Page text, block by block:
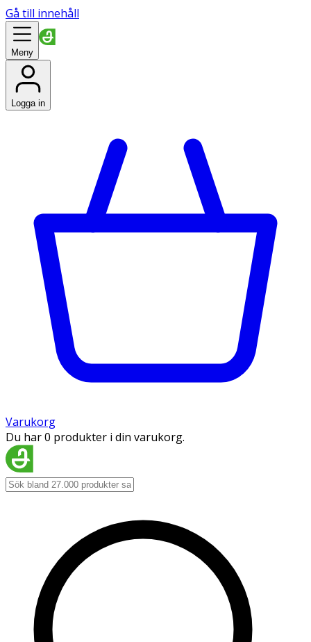
Gå till innehåll
Meny
Logga in
Varukorg
Du har 0 produkter i din varukorg.